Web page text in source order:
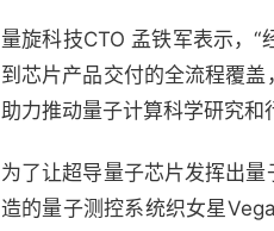
量旋科技CTO 孟铁军表示，
到芯片产品交付的全流程覆
助力推动量子计算科学研究和
为了让超导量子芯片发挥出
造的量子测控系统织女星